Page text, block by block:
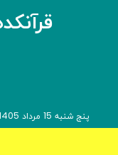
پنج شنبه 15 مرداد 1405